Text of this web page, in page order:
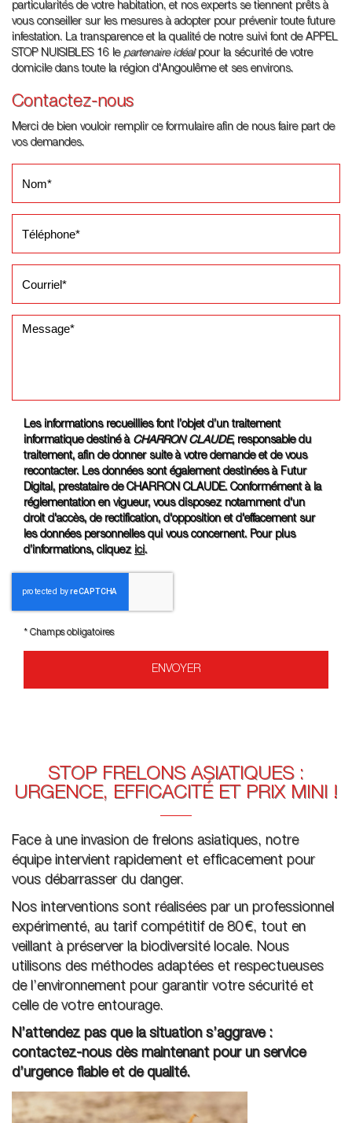
particularités de votre habitation, et nos experts se tiennent prêts à
vous conseiller sur les mesures à adopter pour prévenir toute future
infestation. La transparence et la qualité de notre suivi font de APPEL
STOP NUISIBLES 16 le partenaire idéalpour la sécurité de votre
domicile dans toute la région d'Angoulême et ses environs.
Contactez-nous
Merci de bien vouloir remplir ce formulaire afin de nous faire part de
vos demandes.
Les informations recueillies font l’objet d’un traitement
informatique destiné à
CHARRON CLAUDE, responsable du
traitement, afin de donner suite à votre demande et de vous
recontacter. Les données sont également destinées à Futur
Digital, prestataire de CHARRON CLAUDE. Conformément à la
réglementation en vigueur, vous disposez notamment d'un
droit d'accès, de rectification, d'opposition et d'effacement sur
les données personnelles qui vous concernent. Pour plus
d’informations, cliquez ici.
*Champs obligatoires
STOP FRELONS ASIATIQUES :
URGENCE, EFFICACITÉ ET PRIX MINI !
Face à une invasion de frelons asiatiques, notre
équipe intervient rapidement et efficacement pour
vous débarrasser du danger.
Nos interventions sont réalisées par un professionnel
expérimenté, au tarif compétitif de 80 €, tout en
veillant à préserver la biodiversité locale. Nous
utilisons des méthodes adaptées et respectueuses
de l’environnement pour garantir votre sécurité et
celle de votre entourage.
N’attendez pas que la situation s’aggrave :
contactez-nous dès maintenant pour un service
d’urgence fiable et de qualité.